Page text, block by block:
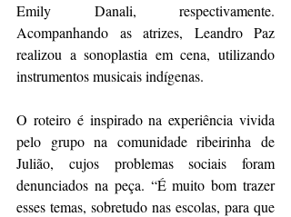
Emily Danali, respectivamente.
Acompanhando as atrizes, Leandro Paz
realizou a sonoplastia em cena, utilizando
instrumentos musicais indígenas.
O roteiro é inspirado na experiência vivida
pelo grupo na comunidade ribeirinha de
Julião, cujos problemas sociais foram
denunciados na peça. “É muito bom trazer
esses temas, sobretudo nas escolas, para que